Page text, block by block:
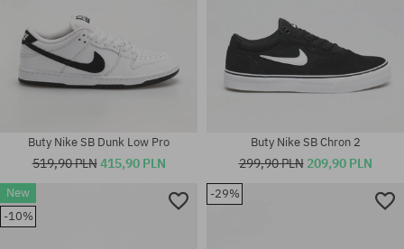
Dostępne rozmiary:
37.5; 38; 38.5; 39; 40; 40.5; 41;
Dostępne rozmiary:
Buty Nike SB Dunk Low Pro
519,90 PLN415,90 PLN
Buty Nike SB Chron 2
299,90 PLN 209,90 PLN
New
-10%
-29%